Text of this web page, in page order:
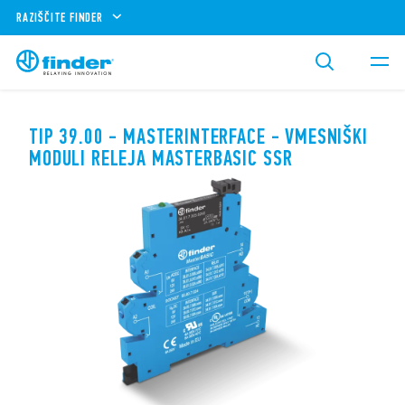
RAZIŠČITE FINDER
TIP 39.00 - MASTERINTERFACE - VMESNIŠKI
MODULI RELEJA MASTERBASIC SSR